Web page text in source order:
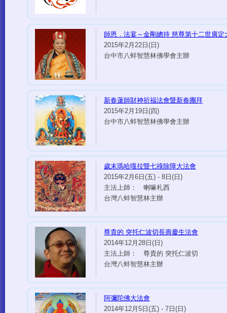
師恩．法宴～金剛總持 慈尊第十二世廣定
2015年2月22日(日)
台中市八蚌智慧林佛學會主辦
新春蓮師財神祈福法會暨新春團拜
2015年2月19日(四)
台中市八蚌智慧林佛學會主辦
歲末瑪哈嘎拉暨七祿除障大法會
2015年2月6日(五) - 8日(日)
主法上師： 喇嘛札西
台灣八蚌智慧林主辦
尊貴的 突托仁波切長壽慶生法會
2014年12月28日(日)
主法上師： 尊貴的 突托仁波切
台灣八蚌智慧林主辦
阿彌陀佛大法會
2014年12月5日(五) - 7日(日)